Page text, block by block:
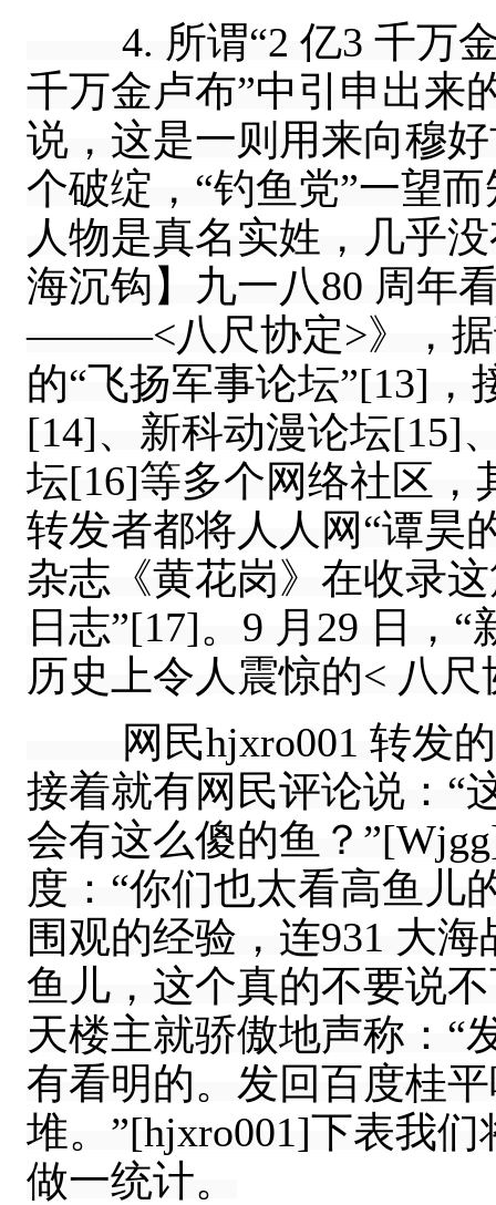
4. 所谓“2 亿3 千万金
千万金卢布”中引申出来
说，这是一则用来向穆
个破绽，“钓鱼党”一望
人物是真名实姓，几乎
海沉钩】九一八80 周年
———<八尺协定>》，据
的“飞扬军事论坛”[13]
[14]、新科动漫论坛[15]
坛[16]等多个网络社区，
转发者都将人人网“谭昊
杂志《黄花岗》在收录
日志”[17]。9 月29 日，
历史上令人震惊的< 八
网民hjxro001 转发的
接着就有网民评论说：“
会有这么傻的鱼？
度：“你们也太看高鱼儿
围观的经验，连931 大
鱼儿，这个真的不要说
天楼主就骄傲地声称：“
有看明的。发回百度桂
堆。”[hjxro001]下表我
做一统计。